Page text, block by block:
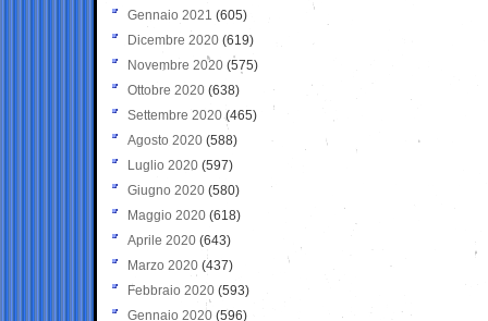
Gennaio 2021 (605)
Dicembre 2020 (619)
Novembre 2020 (575)
Ottobre 2020 (638)
Settembre 2020(465)
Agosto 2020 (588)
Luglio 2020 (597)
Giugno 2020 (580)
Maggio 2020 (618)
Aprile 2020 (643)
Marzo 2020 (437)
Febbraio 2020 (593)
Gennaio 2020 (596)